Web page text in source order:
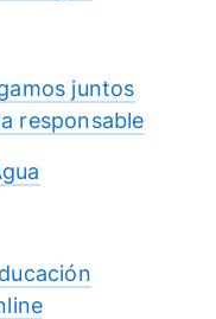
juntos
responsable